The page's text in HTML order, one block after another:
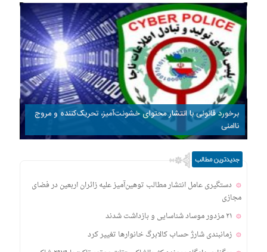
برخورد قانونی با انتشار محتوای خشونت‌آمیز، تحریک‌کننده و مروج
ناامنی
جدیدترین مطالب
دستگیری عامل انتشار مطالب توهین‌آمیز علیه زائران اربعین در فضای
مجازی
۲۱ مزدور موساد شناسایی و بازداشت شدند
زمانبندی‌ شارژ حساب کالابرگ خانوارها تغییر کرد